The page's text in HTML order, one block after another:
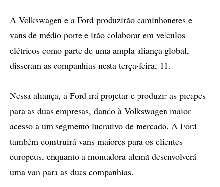
compartilhamento
A Volkswagen e a Ford produzirão caminhonetes e
vans de médio porte e irão colaborar em veículos
elétricos como parte de uma ampla aliança global,
disseram as companhias nesta terça-feira, 11.
Nessa aliança, a Ford irá projetar e produzir as picapes
para as duas empresas, dando à Volkswagen maior
acesso a um segmento lucrativo de mercado. A Ford
também construirá vans maiores para os clientes
europeus, enquanto a montadora alemã desenvolverá
uma van para as duas companhias.